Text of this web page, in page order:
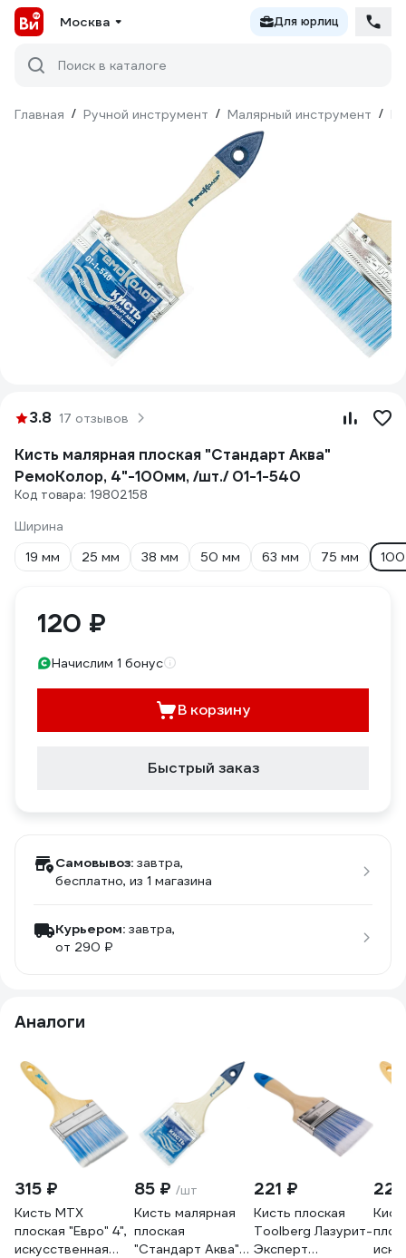
Москва Для юрлиц
Поиск в каталоге
Главная / Ручной инструмент / Малярный инструмент /
3.8 17 отзывов
Кисть малярная плоская "Стандарт Аква"
РемоКолор, 4"-100мм, /шт./ 01-1-540
Код товара: 19802158
Ширина
19 мм
25 мм 38 мм 50 мм 63 мм 75 мм
120 ₽
Начислим 1 бонус
В корзину
Быстрый заказ
Самовывоз: завтра,
бесплатно, из 1 магазина
Курьером: завтра,
от 290 ₽
Аналоги
315 ₽
Кисть MTX
плоская "Евро" 4",
искусственная
85 ₽ /шт
Кисть малярная
плоская
"Стандарт Аква"
221 ₽
Кисть плоская
Toolberg Лазурит-
Эксперт